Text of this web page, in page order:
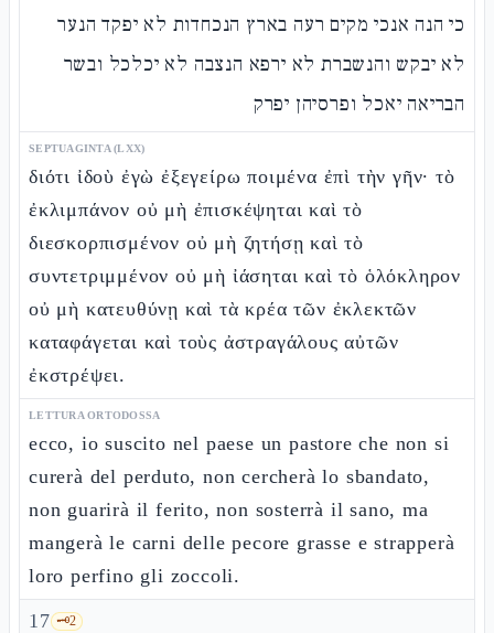
כי הנה אנכי מקים רעה בארץ הנכחדות לא יפקד הנער
לא יבקש והנשברת לא ירפא הנצבה לא יכלכל ובשר
הבריאה יאכל ופרסיהן יפרק
SEPTUAGINTA (LXX)
διότι ἰδοὺ ἐγὼ ἐξεγείρω ποιμένα ἐπὶ τὴν γῆν· τὸ
ἐκλιμπάνον οὐ μὴ ἐπισκέψηται καὶ τὸ
διεσκορπισμένον οὐ μὴ ζητήσῃ καὶ τὸ
συντετριμμένον οὐ μὴ ἰάσηται καὶ τὸ ὁλόκληρον
οὐ μὴ κατευθύνῃ καὶ τὰ κρέα τῶν ἐκλεκτῶν
καταφάγεται καὶ τοὺς ἀστραγάλους αὐτῶν
ἐκστρέψει.
LETTURA ORTODOSSA
ecco, io suscito nel paese un pastore che non si
curerà del perduto, non cercherà lo sbandato,
non guarirà il ferito, non sosterrà il sano, ma
mangerà le carni delle pecore grasse e strapperà
loro perfino gli zoccoli.
17 🗝️2